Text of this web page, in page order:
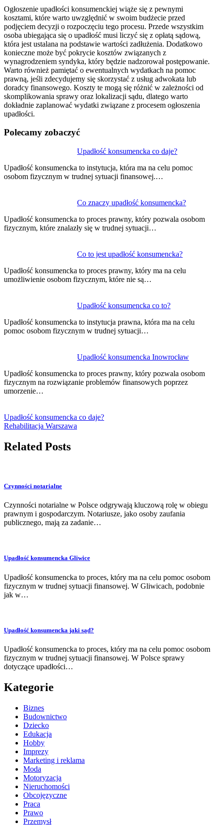
Ogłoszenie upadłości konsumenckiej wiąże się z pewnymi
kosztami, które warto uwzględnić w swoim budżecie przed
podjęciem decyzji o rozpoczęciu tego procesu. Przede wszystkim
osoba ubiegająca się o upadłość musi liczyć się z opłatą sądową,
która jest ustalana na podstawie wartości zadłużenia. Dodatkowo
konieczne może być pokrycie kosztów związanych z
wynagrodzeniem syndyka, który będzie nadzorował postępowanie.
Warto również pamiętać o ewentualnych wydatkach na pomoc
prawną, jeśli zdecydujemy się skorzystać z usług adwokata lub
doradcy finansowego. Koszty te mogą się różnić w zależności od
skomplikowania sprawy oraz lokalizacji sądu, dlatego warto
dokładnie zaplanować wydatki związane z procesem ogłoszenia
upadłości.
Polecamy zobaczyć
Upadłość konsumencka co daje?
Upadłość konsumencka to instytucja, która ma na celu pomoc
osobom fizycznym w trudnej sytuacji finansowej.…
Co znaczy upadłość konsumencka?
Upadłość konsumencka to proces prawny, który pozwala osobom
fizycznym, które znalazły się w trudnej sytuacji…
Co to jest upadłość konsumencka?
Upadłość konsumencka to proces prawny, który ma na celu
umożliwienie osobom fizycznym, które nie są…
Upadłość konsumencka co to?
Upadłość konsumencka to instytucja prawna, która ma na celu
pomoc osobom fizycznym w trudnej sytuacji…
Upadłość konsumencka Inowrocław
Upadłość konsumencka to proces prawny, który pozwala osobom
fizycznym na rozwiązanie problemów finansowych poprzez
umorzenie…
wpisu
Upadłość konsumencka co daje?
Rehabilitacja Warszawa
Related Posts
Czynności notarialne
Czynności notarialne w Polsce odgrywają kluczową rolę w obiegu
prawnym i gospodarczym. Notariusze, jako osoby zaufania
publicznego, mają za zadanie…
Upadłość konsumencka Gliwice
Upadłość konsumencka to proces, który ma na celu pomoc osobom
fizycznym w trudnej sytuacji finansowej. W Gliwicach, podobnie
jak w…
Upadłość konsumencka jaki sąd?
Upadłość konsumencka to proces, który ma na celu pomoc osobom
fizycznym w trudnej sytuacji finansowej. W Polsce sprawy
dotyczące upadłości…
Kategorie
Biznes
Budownictwo
Dziecko
Edukacja
Hobby
Imprezy
Marketing i reklama
Moda
Motoryzacja
Nieruchomości
Obcojęzyczne
Praca
Prawo
Przemysł